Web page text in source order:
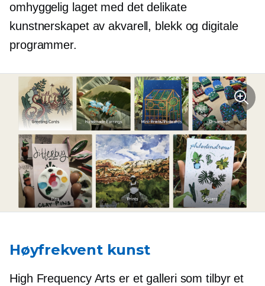
omhyggelig laget med det delikate
kunstnerskapet av akvarell, blekk og digitale
programmer.
Høyfrekvent kunst
High Frequency Arts er et galleri som tilbyr et